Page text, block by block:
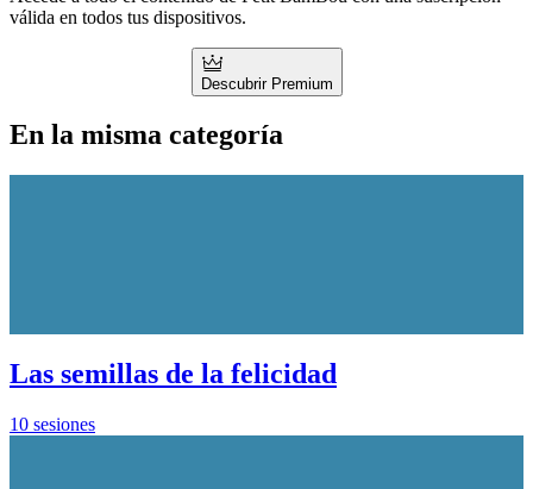
válida en todos tus dispositivos.
Descubrir Premium
En la misma categoría
Las semillas de la felicidad
10 sesiones